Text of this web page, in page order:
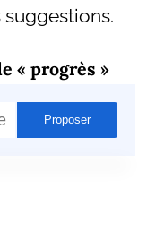
« progrès »